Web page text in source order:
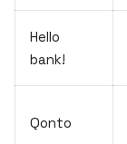
Hello
bank!
Qonto